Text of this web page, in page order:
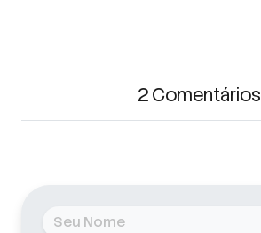
2 Comentários